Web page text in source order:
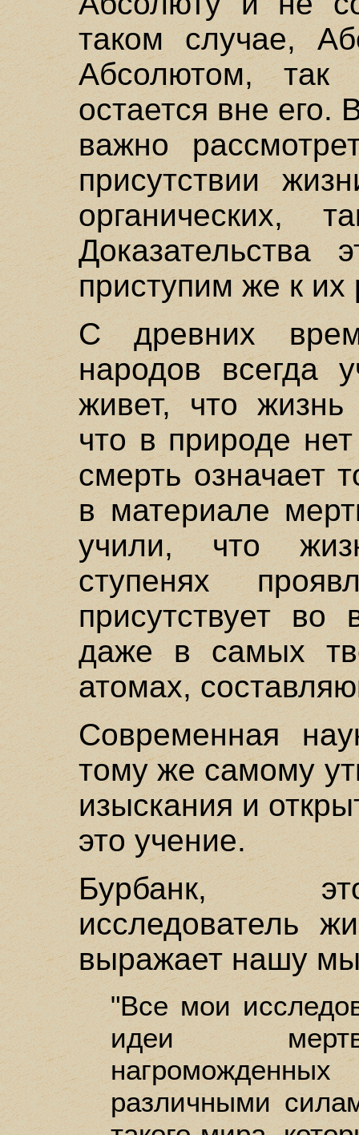
таком случае,
Абсолютом, так
остается вне его.
важно
присутствии
органических,
приступим же к
С древних
народов всегда
живет, что жизнь
что в природе
смерть означает
в материале
учили, что
ступенях
присутствует
даже в самых
атомах,
Современная
тому же самому
изыскания и
это учение.
Бурбанк,
исследователь
выражает нашу
"Все мои
идеи
различными